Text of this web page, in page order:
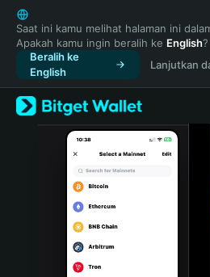
English
日本語
Tiếng Việt
Русский
Español (Latinoamérica)
Türkçe
Italiano
Português (Portugal)
Bahasa Indonesia
Saat ini kamu melihat halaman ini
Apakah kamu ingin beralih ke English?
Beralih ke
English
Lanjutkan